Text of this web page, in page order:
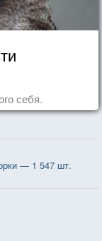
себя.
— 1 547 шт.